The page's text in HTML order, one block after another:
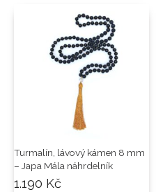
Turmalín, lávový kámen 8 mm
– Japa Mála náhrdelník
1.190 Kč